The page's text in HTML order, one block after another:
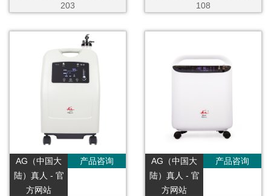
203
108
AG（中国大
陆）真人 - 官
方网站
产品咨询
AG（中国大
陆）真人 - 官
方网站
产品咨询